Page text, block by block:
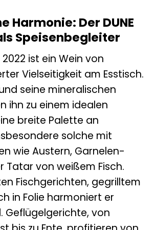
Harmonie: Der DUNE
Speisenbegleiter
2022 ist ein Wein von
Vielseitigkeit am Esstisch.
seine mineralischen
ihn zu einem idealen
breite Palette an
solche mit
wie Austern, Garnelen-
Tatar von weißem Fisch.
Fischgerichten, gegrilltem
in Folie harmoniert er
Geflügelgerichte, von